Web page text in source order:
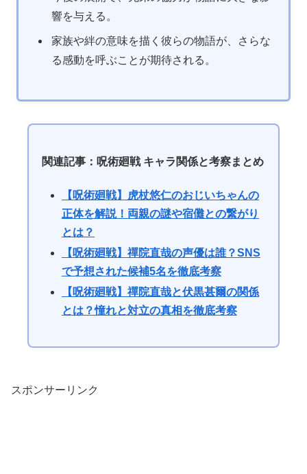
響を与える。
家族や絆の意味を描く彼らの物語が、さらな
る感動を呼ぶことが期待される。
関連記事：呪術廻戦 キャラ関係と考察まとめ
【呪術廻戦】虎杖悠仁のおじいちゃんの
正体を解説！両親の謎や宿儺との繋がり
とは？
【呪術廻戦】禪院直哉の声優は誰？SNS
で予想された候補5名を徹底考察
【呪術廻戦】禪院直哉と伏黒甚爾の関係
とは？憧れと対立の真相を徹底考察
スポンサーリンク